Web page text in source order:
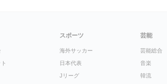
スポーツ
海外サッカー
日本代表
Jリーグ
芸能
芸能総合
音楽
韓流